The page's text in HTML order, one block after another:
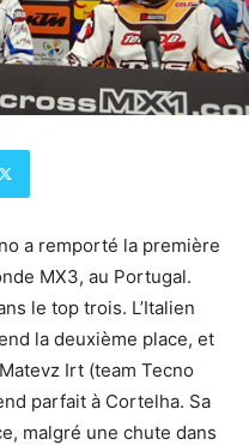
a remporté la première
MX3, au Portugal.
le top trois. L’Italien
la deuxième place, et
Irt (team Tecno
parfait à Cortelha. Sa
malgré une chute dans